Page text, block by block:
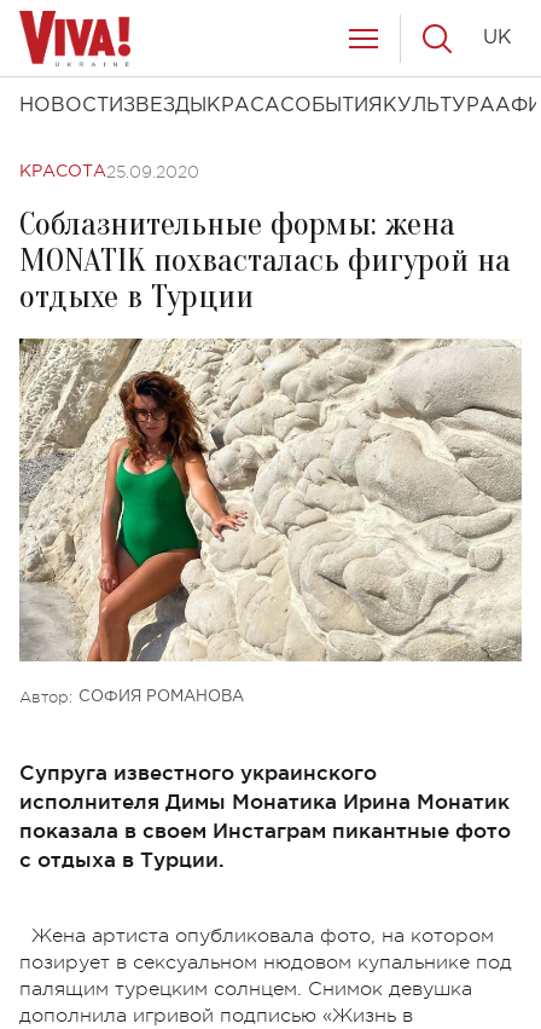
НОВОСТИ ЗВЕЗДЫ КРАСАСОБЫТИЯ КУЛЬТУРА
UK
КРАСОТА25.09.2020
Соблазнительные формы: жена
MONATIK похвасталась фигурой на
отдыхе в Турции
Автор: СОФИЯ РОМАНОВА
Супруга известного украинского
исполнителя Димы Монатика Ирина Монатик
показала в своем Инстаграм пикантные фото
с отдыха в Турции.
Жена артиста опубликовала фото, на котором
позирует в сексуальном нюдовом купальнике под
палящим турецким солнцем. Снимок девушка
дополнила игривой подписью «Жизнь в